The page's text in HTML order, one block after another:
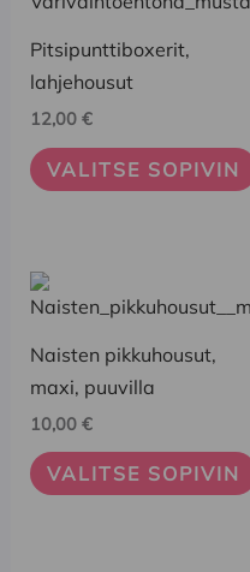
Pitsipunttiboxerit,
lahjehousut
12,00 €
VALITSE SOPIVIN
tuotteella
on
useampi
muunnelma.
Voit
tehdä
sivulla.
Naisten pikkuhousut,
maxi, puuvilla
10,00 €
VALITSE SOPIVIN
Tällä
tuotteella
on
useampi
muunnelma.
Voit
tehdä